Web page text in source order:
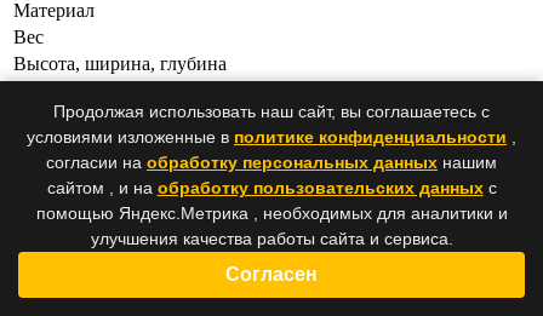
Материал
Вес
Высота, ширина, глубина
Срок службы
Тип насадки
Наличие:
Нет в наличии в магазине
Под заказ
Нет в наличии на центральном складе
Доставка:
* Цены на запчасти могут быть неточными. Уточняйте
Продолжая использовать наш сайт, вы соглашаетесь с
условиями изложенные в политике конфиденциальности
согласии на обработку персональных данных нашим
сайтом , и на обработку пользовательских данныхс
помощью Яндекс.Метрика , необходимых для аналитики и
улучшения качества работы сайта и сервиса.
Согласен